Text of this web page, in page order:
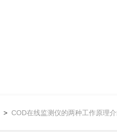
> COD在线监测仪的两种工作原理